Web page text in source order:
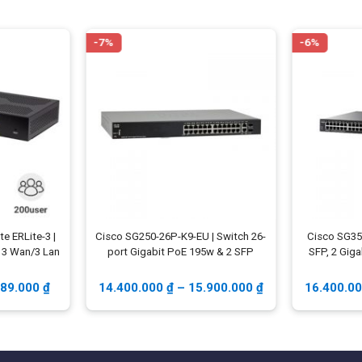
ERLite-3 |
Wan/3 Lan
₫
-7%
Cisco SG250-26P-K9-EU | Switch 26-
port Gigabit PoE 195w & 2 SFP
14.400.000 ₫– 15.900.000 ₫
-6%
Cisco
SFP, 2